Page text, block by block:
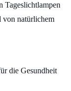
Tageslichtlampen
von natürlichem
die Gesundheit